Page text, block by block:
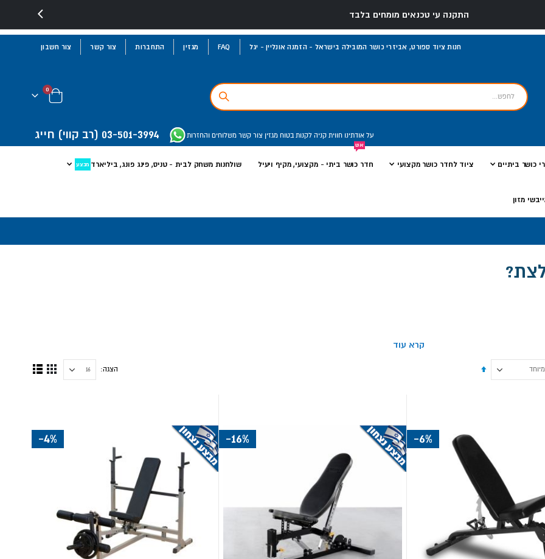
התקנה עי טכנאים מומחים בלבד
משלוח והרכבה חינם למוצרים נבחרים
חנות ציוד ספורט, אביזרי כושר המובילה בישראל - הזמנה אונליין - יגל FAQ מגזין התחברות צור קשר צור חשבון
03-501-3994 (רב קווי) חייג על אודתינו חווית קניה לקנות בטוח מגזין צור קשר משלוחים והחזרות
Cart
0פריטים
כושר ביתיים ציוד לחדר כושר מקצועי חדר כושר ביתי - מקצועי, מקיף ויעיל
אש
שולחנות משחק לבית - טניס, פינג פונג, ביליארד מבצע
מזון
קרא עוד
הצגה
-6%
-16%
-4%